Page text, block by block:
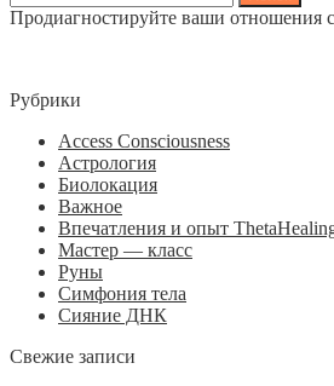
Продиагностируйте ваши отношения
Рубрики
Access Consciousness
Астрология
Биолокация
Важное
Впечатления и опыт
Мастер — класс
Руны
Симфония тела
Сияние ДНК
Свежие записи